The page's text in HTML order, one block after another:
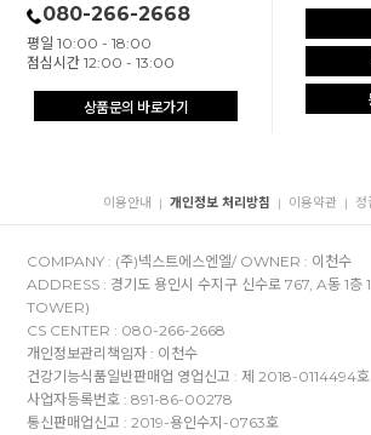
080-266-2668
평일 10:00 - 18:00
점심시간 12:00 - 13:00
상품문의 바로가기
이용안내 | 개인정보 처리방침 | 이용약관 | 정
COMPANY : (주)넥스트에스엔엘/ OWNER : 이천수
ADDRESS : 경기도 용인시 수지구 신수로 767, A동 1층
TOWER)
CS CENTER : 080-266-2668
개인정보관리책임자 : 이천수
건강기능식품일반판매업 영업신고 : 제 2018-0114494호
사업자등록번호 : 891-86-00278
통신판매업신고 : 2019-용인수지-0763호